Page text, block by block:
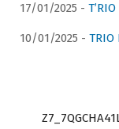
17/01/2025 -
10/01/2025 -